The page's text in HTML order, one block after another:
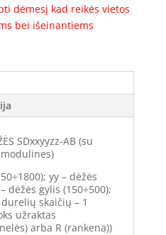
dėmesį kad reikės vietos
bei išeinantiems
SDxxyyzz-AB (su
yy – dėžės
dėžės gylis (150÷500);
skaičių – 1
užraktas
arba R (rankena))